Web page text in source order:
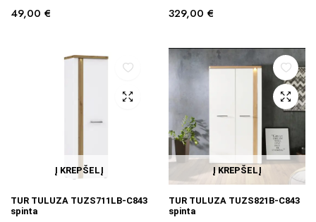
49,00 € 329,00 €
Į KREPŠELĮ
TUR TULUZA TUZS711LB-C843
spinta
Į KREPŠELĮ
TUR TULUZA TUZS821B-C843
spinta